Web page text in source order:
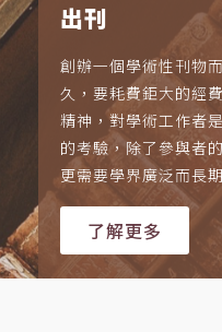
出刊
創辦一個學術性刊物
久，要耗費鉅大的經
精神，對學術工作者
的考驗，除了參與者
更需要學界廣泛而長
了解更多